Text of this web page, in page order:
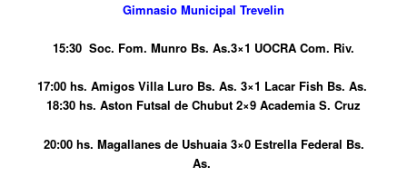
Gimnasio Municipal Trevelin
15:30 Soc. Fom. Munro Bs. As.3×1 UOCRA Com. Riv.
17:00 hs. Amigos Villa Luro Bs. As. 3×1 Lacar Fish Bs. As.
18:30 hs. Aston Futsal de Chubut 2×9 Academia S. Cruz
20:00 hs. Magallanes de Ushuaia 3×0 Estrella Federal Bs.
As.